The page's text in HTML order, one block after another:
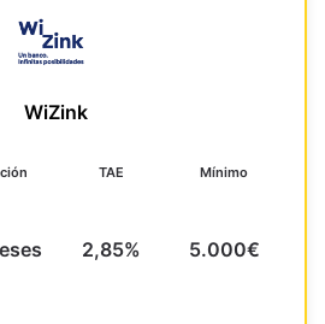
WiZink
TAE
2,85%
Mínimo
5.000€